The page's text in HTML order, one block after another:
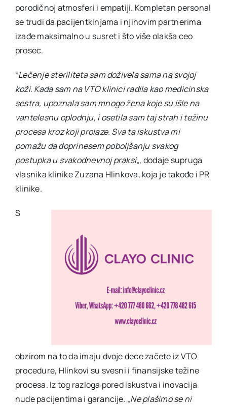
porodičnoj atmosferi i empatiji. Kompletan personal
se trudi da pacijentkinjama i njihovim partnerima
izađe maksimalno u susret i što više olakša ceo
prosec.
“Lečenje steriliteta sam doživela sama na svojoj
koži. Kada sam na VTO klinici radila kao medicinska
sestra, upoznala sam mnogo žena koje su išle na
vantelesnu oplodnju, i osetila sam taj strah i težinu
procesa kroz koji prolaze. Sva ta iskustva mi
pomažu da doprinesem poboljšanju svakog
postupka u svakodnevnoj praksi„, dodaje supruga
vlasnika klinike Zuzana Hlinkova, koja je takođe i PR
klinike.
S
obzirom na to da imaju dvoje dece začete iz VTO
procedure, Hlinkovi su svesni i finansijske težine
procesa. Iz tog razloga pored iskustva i inovacija
nude pacijentima i garancije. „Ne plašimo se ni